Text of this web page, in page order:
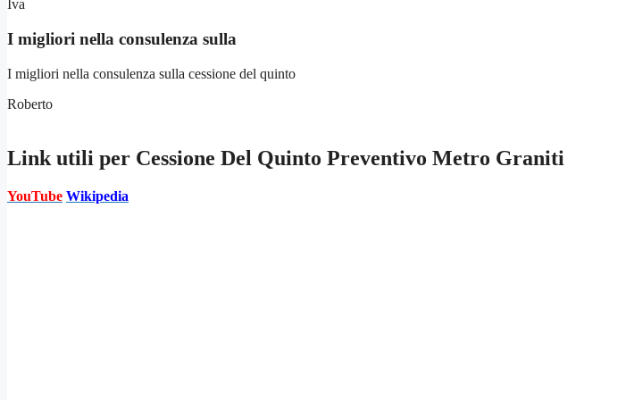
Iva
I migliori nella consulenza sulla
I migliori nella consulenza sulla cessione del quinto
Roberto
Link utili per Cessione Del Quinto Preventivo Metro Graniti
YouTube Wikipedia